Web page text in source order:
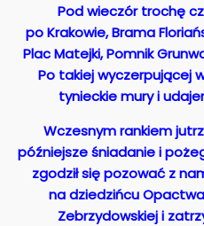
Pod wieczór trochę
po Krakowie, Brama
Plac Matejki, Pomnik
Po takiej wyczerpującej
tynieckie mury i
Wczesnym rankiem
późniejsze śniadanie i
zgodził się pozować z
na dziedzińcu
Zebrzydowskiej i